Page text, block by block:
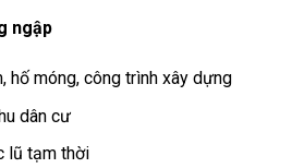
ngập
hố móng, công trình xây dựng
dân cư
lũ tạm thời